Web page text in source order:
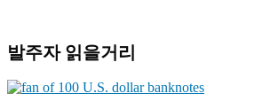
발주자 읽을거리